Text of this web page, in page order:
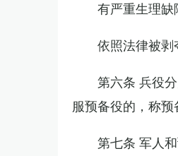
有严重生理缺
依照法律被剥
第六条 兵役
服预备役的，称预
第七条 军人